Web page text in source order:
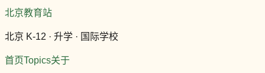
北京教育站
北京 K-12 · 升学 · 国际学校
首页Topics关于